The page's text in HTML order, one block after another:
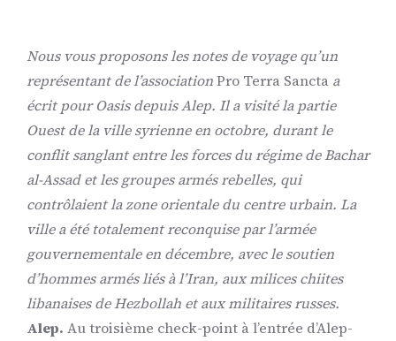
Nous vous proposons les notes de voyage qu’un
représentant de l’associationPro Terra Sancta a
écrit pour Oasis depuis Alep. Il a visité la partie
Ouest de la ville syrienne en octobre, durant le
conflit sanglant entre les forces du régime de Bachar
al-Assad et les groupes armés rebelles, qui
contrôlaient la zone orientale du centre urbain. La
ville a été totalement reconquise par l’armée
gouvernementale en décembre, avec le soutien
d’hommes armés liés à l’Iran, aux milices chiites
libanaises de Hezbollah et aux militaires russes.
Alep. Au troisième check-point à l’entrée d’Alep-